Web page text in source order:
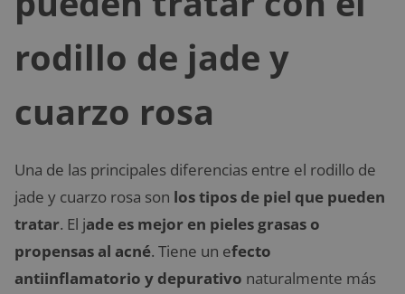
rodillo de jade y
cuarzo rosa
Una de las principales diferencias entre el rodillo de
jade y cuarzo rosa son los tipos de piel que pueden
tratar. El jade es mejor en pieles grasas o
propensas al acné. Tiene un efecto
antiinflamatorio y depurativo naturalmente más